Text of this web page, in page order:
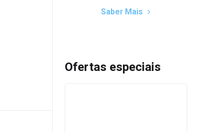
Saber Mais
Ofertas especiais